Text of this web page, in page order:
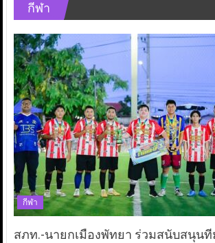
กีฬา
กีฬา
สภท.-นายกเมืองพัทยา ร่วมสนับสนุนที